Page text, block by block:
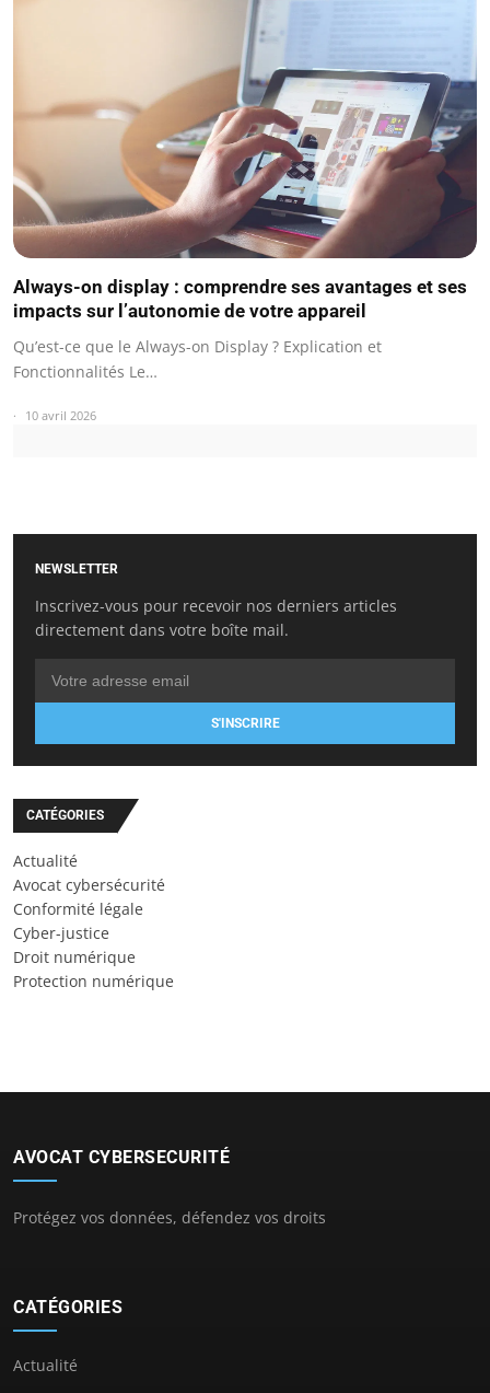
Always-on display : comprendre ses avantages et ses
impacts sur l’autonomie de votre appareil
Qu’est-ce que le Always-on Display ? Explication et
Fonctionnalités Le…
10 avril 2026
NEWSLETTER
Inscrivez-vous pour recevoir nos derniers articles
directement dans votre boîte mail.
S'INSCRIRE
CATÉGORIES
Actualité
Avocat cybersécurité
Conformité légale
Cyber-justice
Droit numérique
Protection numérique
AVOCAT CYBERSECURITÉ
Protégez vos données, défendez vos droits
CATÉGORIES
Actualité